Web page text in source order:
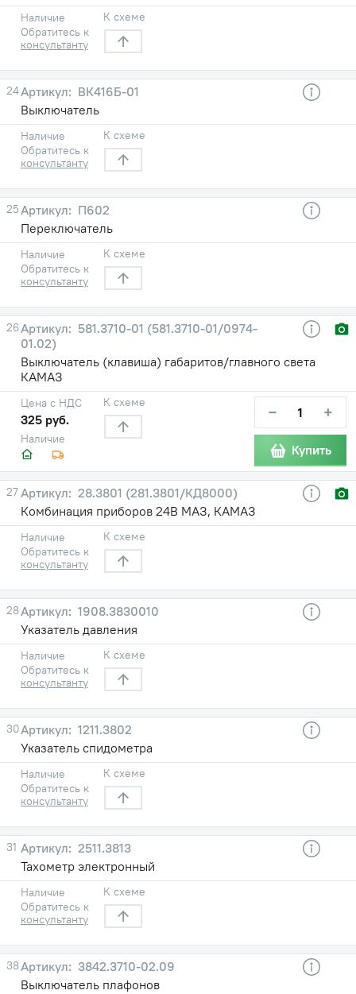
Наличие
Обратитесь к
консультанту
К схеме
24
ВК416Б-01
Выключатель
Наличие
Обратитесь к
консультанту
К схеме
25
П602
Переключатель
Наличие
Обратитесь к
консультанту
К схеме
26
581.3710-01 (581.3710-01/0974-
01.02)
Выключатель (клавиша) габаритов/главного света
КАМАЗ
Наличие
Цена с НДС
325 руб.
К схеме − +
Купить
27
28.3801 (281.3801/КД8000)
Комбинация приборов 24В МАЗ, КАМАЗ
Наличие
Обратитесь к
консультанту
К схеме
28
1908.3830010
Указатель давления
Наличие
Обратитесь к
консультанту
К схеме
30
1211.3802
Указатель спидометра
Наличие
Обратитесь к
консультанту
К схеме
31
2511.3813
Тахометр электронный
Наличие
Обратитесь к
консультанту
К схеме
38
3842.3710-02.09
Выключатель плафонов